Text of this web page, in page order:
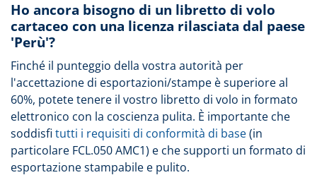
Ho ancora bisogno di un libretto di volo
cartaceo con una licenza rilasciata dal paese
'Perù'?
Finché il punteggio della vostra autorità per
l'accettazione di esportazioni/stampe è superiore al
60%, potete tenere il vostro libretto di volo in formato
elettronico con la coscienza pulita. È importante che
soddisfi tutti i requisiti di conformità di base(in
particolare FCL.050 AMC1) e che supporti un formato di
esportazione stampabile e pulito.